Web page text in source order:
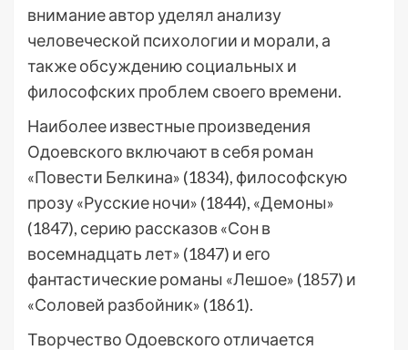
внимание автор уделял анализу
человеческой психологии и морали, а
также обсуждению социальных и
философских проблем своего времени.
Наиболее известные произведения
Одоевского включают в себя роман
«Повести Белкина» (1834), философскую
прозу «Русские ночи» (1844), «Демоны»
(1847), серию рассказов «Сон в
восемнадцать лет» (1847) и его
фантастические романы «Лешое» (1857) и
«Соловей разбойник» (1861).
Творчество Одоевского отличается